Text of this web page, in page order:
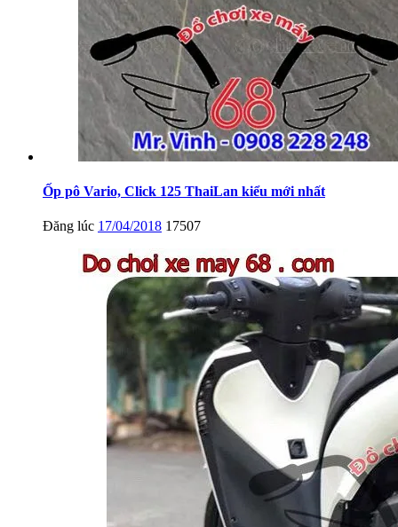
Ốp pô Vario, Click 125 ThaiLan kiểu mới nhất
Đăng lúc 17/04/2018 17507